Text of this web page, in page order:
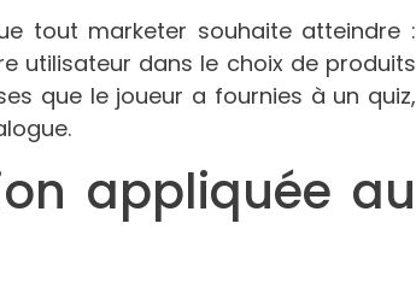
tout marketer souhaite atteindre :
utilisateur dans le choix de produits
que le joueur a fournies à un quiz,
appliquée au